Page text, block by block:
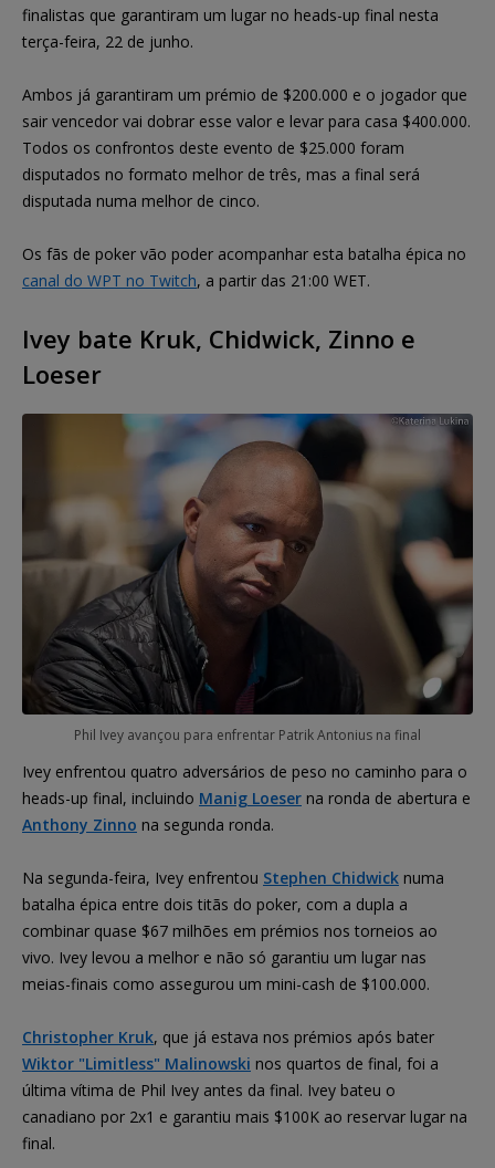
finalistas que garantiram um lugar no heads-up final nesta
terça-feira, 22 de junho.
Ambos já garantiram um prémio de $200.000 e o jogador que
sair vencedor vai dobrar esse valor e levar para casa $400.000.
Todos os confrontos deste evento de $25.000 foram
disputados no formato melhor de três, mas a final será
disputada numa melhor de cinco.
Os fãs de poker vão poder acompanhar esta batalha épica no
canal do WPT no Twitch, a partir das 21:00 WET.
Ivey bate Kruk, Chidwick, Zinno e
Loeser
Phil Ivey avançou para enfrentar Patrik Antonius na final
Ivey enfrentou quatro adversários de peso no caminho para o
heads-up final, incluindo Manig Loeser na ronda de abertura e
Anthony Zinno na segunda ronda.
Na segunda-feira, Ivey enfrentou Stephen Chidwick numa
batalha épica entre dois titãs do poker, com a dupla a
combinar quase $67 milhões em prémios nos torneios ao
vivo. Ivey levou a melhor e não só garantiu um lugar nas
meias-finais como assegurou um mini-cash de $100.000.
Christopher Kruk, que já estava nos prémios após bater
Wiktor "Limitless" Malinowski nos quartos de final, foi a
última vítima de Phil Ivey antes da final. Ivey bateu o
canadiano por 2x1 e garantiu mais $100K ao reservar lugar na
final.